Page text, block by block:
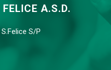
A.S.D.
S/P